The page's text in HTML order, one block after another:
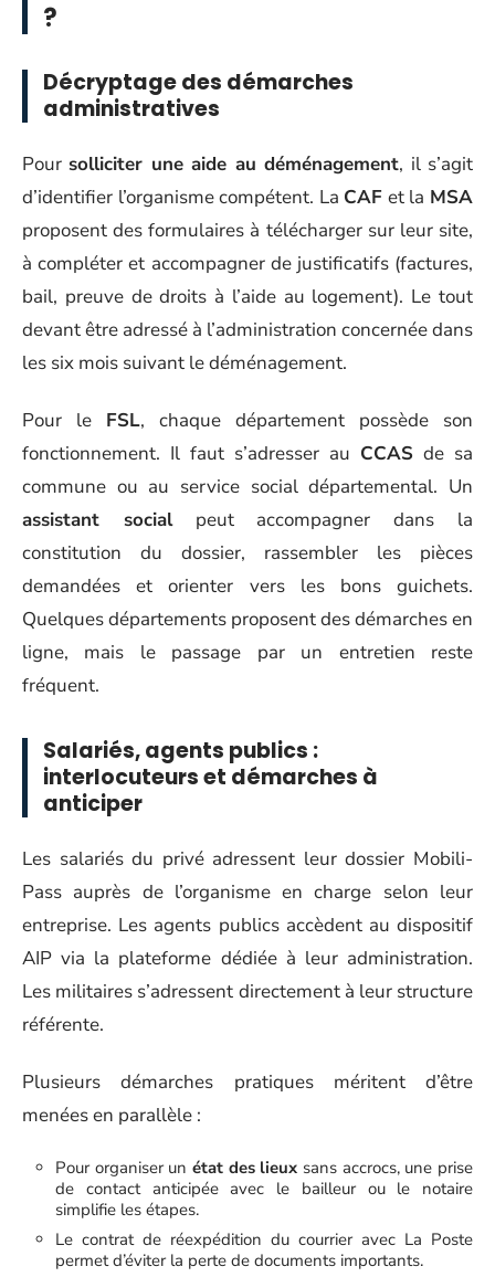
?
Décryptage des démarches
administratives
Pour solliciter une aide au déménagement, il s’agit
d’identifier l’organisme compétent. La CAF et la MSA
proposent des formulaires à télécharger sur leur site,
à compléter et accompagner de justificatifs (factures,
bail, preuve de droits à l’aide au logement). Le tout
devant être adressé à l’administration concernée dans
les six mois suivant le déménagement.
Pour le FSL, chaque département possède son
fonctionnement. Il faut s’adresser au CCAS de sa
commune ou au service social départemental. Un
assistant socialpeut accompagner dans la
constitution du dossier, rassembler les pièces
demandées et orienter vers les bons guichets.
Quelques départements proposent des démarches en
ligne, mais le passage par un entretien reste
fréquent.
Salariés, agents publics :
interlocuteurs et démarches à
anticiper
Les salariés du privé adressent leur dossier Mobili-
Pass auprès de l’organisme en charge selon leur
entreprise. Les agents publics accèdent au dispositif
AIP via la plateforme dédiée à leur administration.
Les militaires s’adressent directement à leur structure
référente.
Plusieurs démarches pratiques méritent d’être
menées en parallèle :
Pour organiser un état des lieux sans accrocs, une prise
de contact anticipée avec le bailleur ou le notaire
simplifie les étapes.
Le contrat de réexpédition du courrier avec La Poste
permet d’éviter la perte de documents importants.